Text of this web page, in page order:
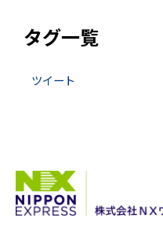
タグ一覧
ツイート